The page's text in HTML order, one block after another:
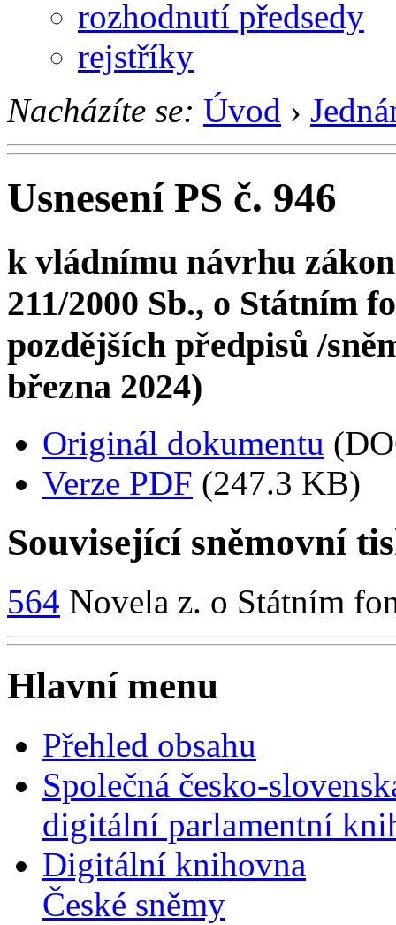
rozhodnutí předsedy
rejstříky
Nacházíte se: Úvod ›
Usnesení PS č. 946
k vládnímu návrhu
211/2000 Sb., o Státním
pozdějších předpisů /
března 2024)
Originál dokumentu
Verze PDF (247.3 KB)
Související sněmovní
564 Novela z. o Státním
Hlavní menu
Přehled obsahu
Společná česko-
digitální parlamentní
Digitální knihovna
České sněmy